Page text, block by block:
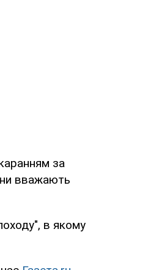
за
вважають
в якому